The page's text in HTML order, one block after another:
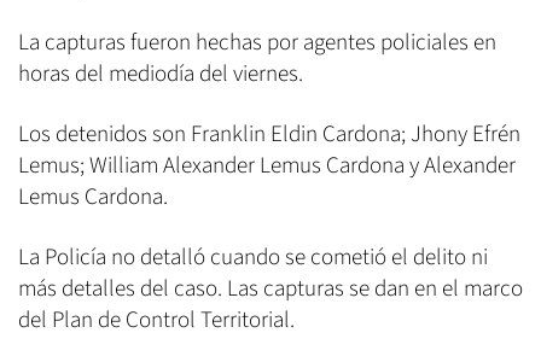
La capturas fueron hechas por agentes policiales en
horas del mediodía del viernes.
Los detenidos son Franklin Eldin Cardona; Jhony Efrén
Lemus; William Alexander Lemus Cardona y Alexander
Lemus Cardona.
La Policía no detalló cuando se cometió el delito ni
más detalles del caso. Las capturas se dan en el marco
del Plan de Control Territorial.